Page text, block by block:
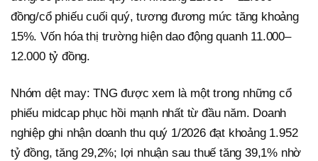
đồng/cổ phiếu cuối quý, tương đương mức tăng khoảng
15%. Vốn hóa thị trường hiện dao động quanh 11.000–
12.000 tỷ đồng.
Nhóm dệt may: TNG được xem là một trong những cổ
phiếu midcap phục hồi mạnh nhất từ đầu năm. Doanh
nghiệp ghi nhận doanh thu quý 1/2026 đạt khoảng 1.952
tỷ đồng, tăng 29,2%; lợi nhuận sau thuế tăng 39,1% nhờ